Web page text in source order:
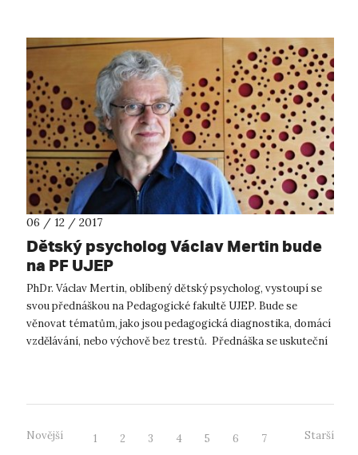
06 / 12 / 2017
Dětský psycholog Václav Mertin bude
na PF UJEP
PhDr. Václav Mertin, oblíbený dětský psycholog, vystoupí se
svou přednáškou na Pedagogické fakultě UJEP. Bude se
věnovat tématům, jako jsou pedagogická diagnostika, domácí
vzdělávání, nebo výchově bez trestů. Přednáška se uskuteční
Novější 1 2 3 4 5 6
7
Starší